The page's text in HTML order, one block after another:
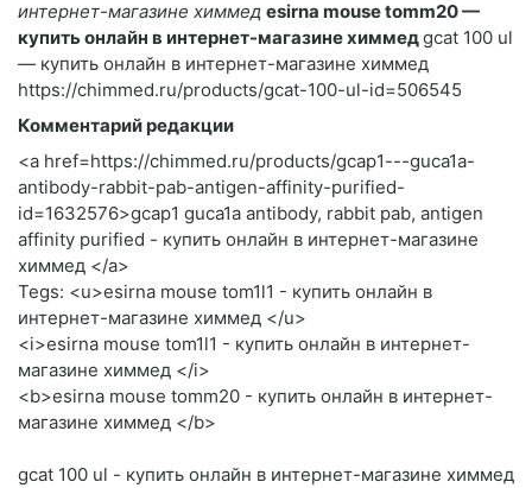
интернет-магазине химмед esirna mouse tomm20 —
купить онлайн в интернет-магазине химмедgcat 100 ul
— купить онлайн в интернет-магазине химмед
https://chimmed.ru/products/gcat-100-ul-id=506545
Комментарий редакции
<a href=https://chimmed.ru/products/gcap1---guca1a-
antibody-rabbit-pab-antigen-affinity-purified-
id=1632576>gcap1 guca1a antibody, rabbit pab, antigen
affinity purified - купить онлайн в интернет-магазине
химмед </a>
Tegs: <u>esirna mouse tom1l1 - купить онлайн в
интернет-магазине химмед </u>
<i>esirna mouse tom1l1 - купить онлайн в интернет-
магазине химмед </i>
<b>esirna mouse tomm20 - купить онлайн в интернет-
магазине химмед </b>
gcat 100 ul - купить онлайн в интернет-магазине химмед